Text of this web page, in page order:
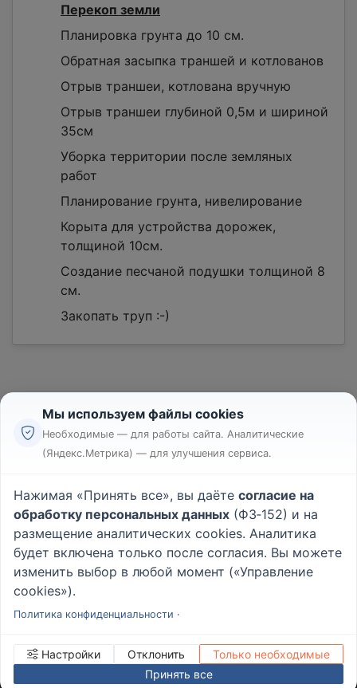
Перекоп земли
Планировка грунта до 10 см.
Обратная засыпка траншей и котлованов
Отрыв траншеи, котлована вручную
Отрыв траншеи глубиной 0,5м и шириной
35см
Уборка территории после земляных
работ
Планирование грунта, нивелирование
Корыта для устройства дорожек,
толщиной 10см.
Создание песчаной подушки толщиной 8
см.
Закопать труп :-)
Реклама
Пользовательское соглашение
Политика конфиденциальности
Вопрос - Ответ|О проекте
ИНН/КПП Управление cookies
Мы используем файлы cookies
Необходимые — для работы сайта. Аналитические
(Яндекс.Метрика) — для улучшения сервиса.
Нажимая «Принять все», вы даёте согласие на
обработку персональных данных (ФЗ‑152) и на
размещение аналитических cookies. Аналитика
будет включена только после согласия. Вы можете
изменить выбор в любой момент («Управление
cookies»).
Политика конфиденциальности ·
Настройки Отклонить
Только необходимые
Принять все